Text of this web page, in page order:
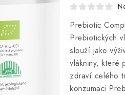
Prebiotic
Prebiotických
slouží jako
vlákniny, které
zdraví celého
konzumaci